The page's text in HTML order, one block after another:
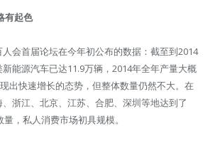
有起色
会首届论坛在今年初公布的数据：截至到2014
能源汽车已达11.9万辆，2014年全年产量大概
出快速增长的态势，但整体数量仍然不大。在
浙江、北京、江苏、合肥、深圳等地达到了
，私人消费市场初具规模。